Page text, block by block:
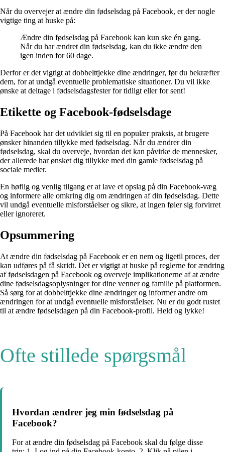
Når du overvejer at ændre din fødselsdag på Facebook, er der nogle
vigtige ting at huske på:
Ændre din fødselsdag på Facebook kan kun ske én gang.
Når du har ændret din fødselsdag, kan du ikke ændre den
igen inden for 60 dage.
Derfor er det vigtigt at dobbelttjekke dine ændringer, før du bekræfter
dem, for at undgå eventuelle problematiske situationer. Du vil ikke
ønske at deltage i fødselsdagsfester for tidligt eller for sent!
Etikette og Facebook-fødselsdage
På Facebook har det udviklet sig til en populær praksis, at brugere
ønsker hinanden tillykke med fødselsdag. Når du ændrer din
fødselsdag, skal du overveje, hvordan det kan påvirke de mennesker,
der allerede har ønsket dig tillykke med din gamle fødselsdag på
sociale medier.
En høflig og venlig tilgang er at lave et opslag på din Facebook-væg
og informere alle omkring dig om ændringen af din fødselsdag. Dette
vil undgå eventuelle misforståelser og sikre, at ingen føler sig forvirret
eller ignoreret.
Opsummering
At ændre din fødselsdag på Facebook er en nem og ligetil proces, der
kan udføres på få skridt. Det er vigtigt at huske på reglerne for ændring
af fødselsdagen på Facebook og overveje implikationerne af at ændre
dine fødselsdagsoplysninger for dine venner og familie på platformen.
Så sørg for at dobbelttjekke dine ændringer og informer andre om
ændringen for at undgå eventuelle misforståelser. Nu er du godt rustet
til at ændre fødselsdagen på din Facebook-profil. Held og lykke!
Ofte stillede spørgsmål
Hvordan ændrer jeg min fødselsdag på
Facebook?
For at ændre din fødselsdag på Facebook skal du følge disse